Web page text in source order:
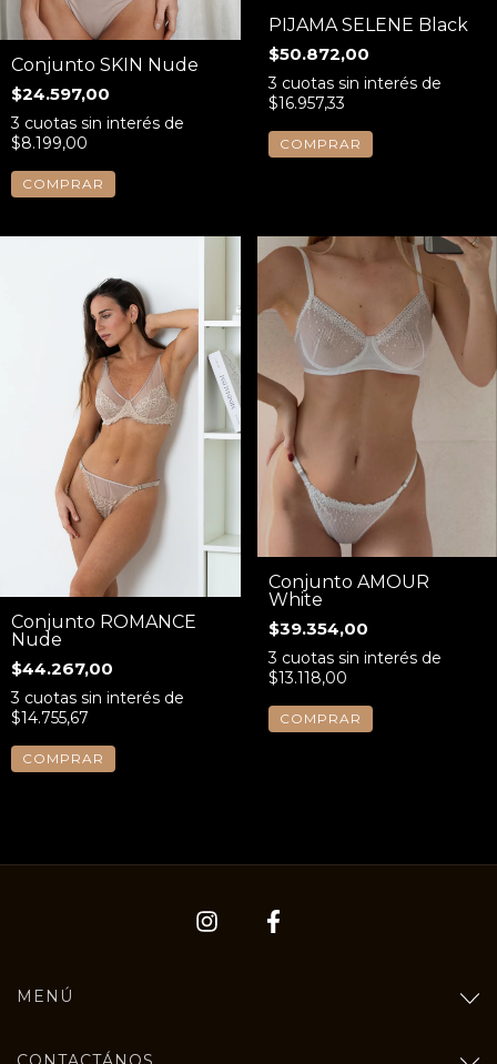
Conjunto SKIN Nude
$24.597,00
3 cuotas sin interés de
$8.199,00
COMPRAR
PIJAMA SELENE Black
$50.872,00
3 cuotas sin interés de
$16.957,33
COMPRAR
Conjunto ROMANCE
Nude
$44.267,00
3 cuotas sin interés de
$14.755,67
COMPRAR
Conjunto AMOUR
White
$39.354,00
3 cuotas sin interés de
$13.118,00
COMPRAR
MENÚ